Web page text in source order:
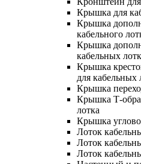
Крышка для
Крышка
кабельного
Крышка
кабельных
Крышка
для кабельных
Крышка
Крышка Т-
лотка
Крышка
Лоток
Лоток
Лоток